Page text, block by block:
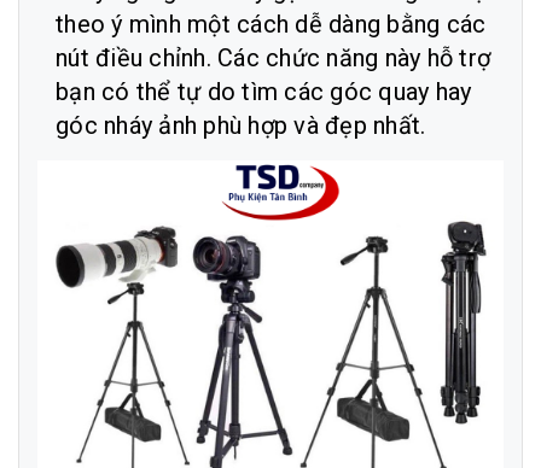
theo ý mình một cách dễ dàng bằng các
nút điều chỉnh. Các chức năng này hỗ trợ
bạn có thể tự do tìm các góc quay hay
góc nháy ảnh phù hợp và đẹp nhất.